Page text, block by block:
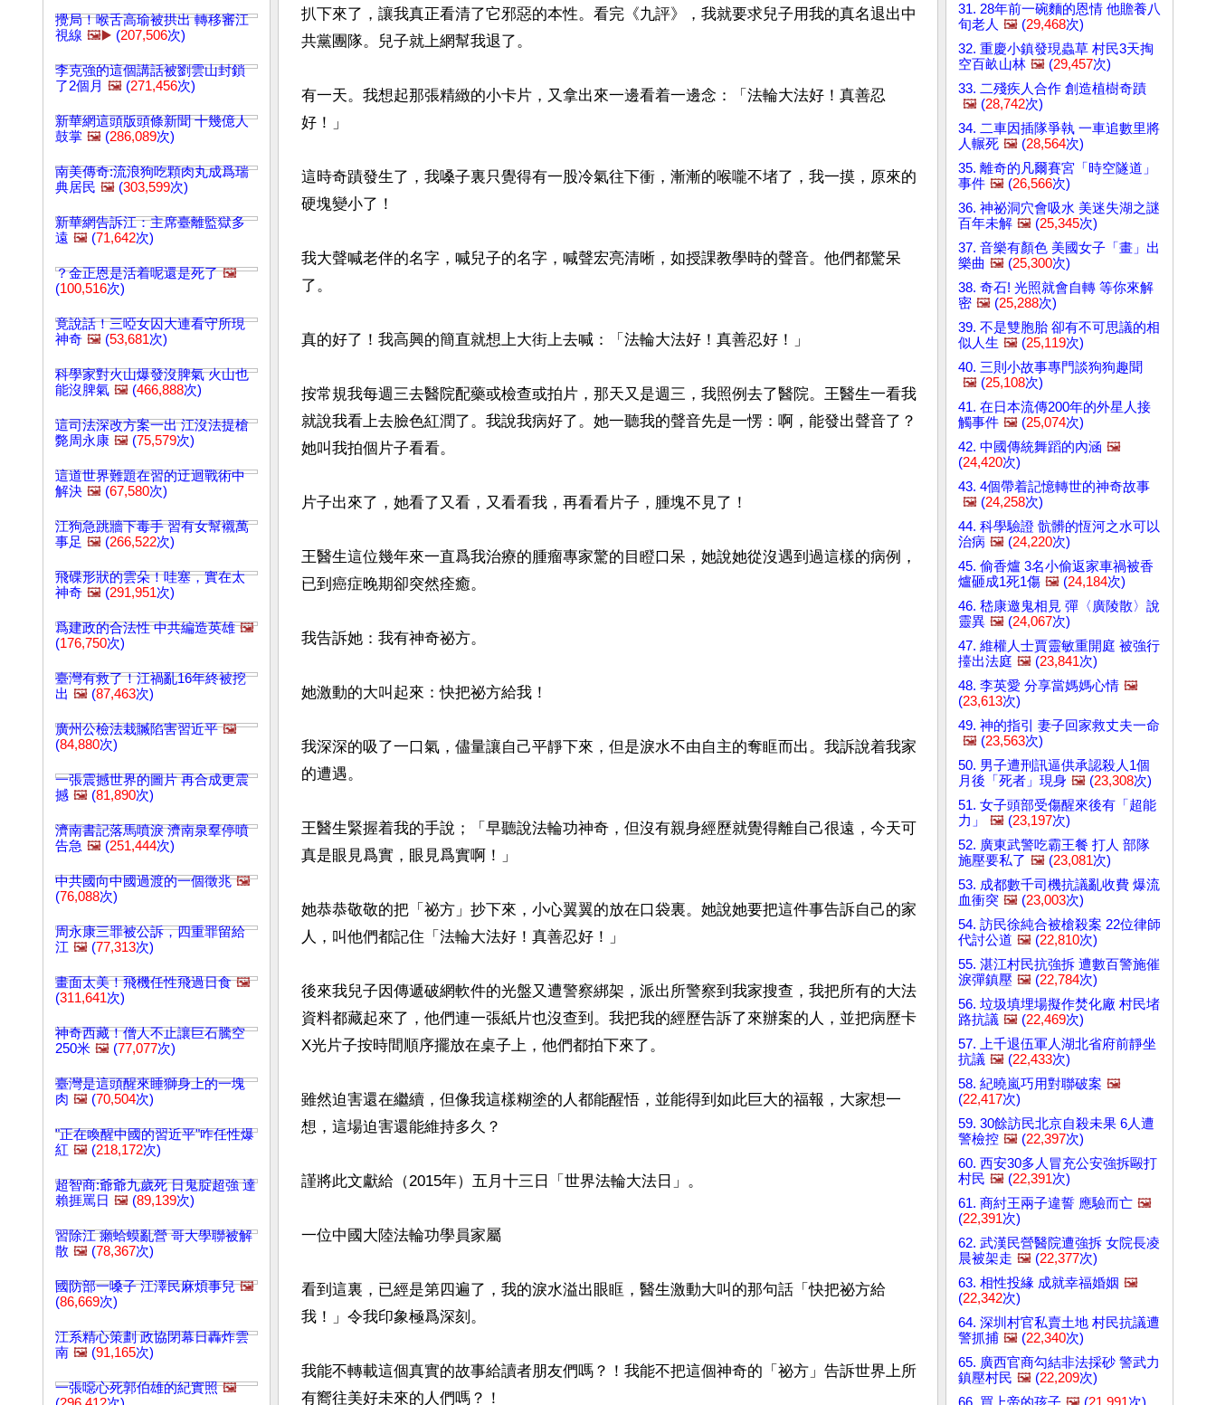
攪局！喉舌高瑜被拱出 轉移審江
視線 🖼️▶️ (207,506次)
李克強的這個講話被劉雲山封鎖
了2個月 🖼️ (271,456次)
新華網這頭版頭條新聞 十幾億人
鼓掌 🖼️ (286,089次)
南美傳奇:流浪狗吃顆肉丸成爲瑞
典居民 🖼️ (303,599次)
新華網告訴江：主席臺離監獄多
遠 🖼️ (71,642次)
？金正恩是活着呢還是死了 🖼️
(100,516次)
竟說話！三啞女囚大連看守所現
神奇 🖼️ (53,681次)
科學家對火山爆發沒脾氣 火山也
能沒脾氣 🖼️ (466,888次)
這司法深改方案一出 江沒法提槍
斃周永康 🖼️ (75,579次)
這道世界難題在習的迂迴戰術中
解決 🖼️ (67,580次)
江狗急跳牆下毒手 習有女幫襯萬
事足 🖼️ (266,522次)
飛碟形狀的雲朵！哇塞，實在太
神奇 🖼️ (291,951次)
爲建政的合法性 中共編造英雄 🖼️
(176,750次)
臺灣有救了！江禍亂16年終被挖
出 🖼️ (87,463次)
廣州公檢法栽贓陷害習近平 🖼️
(84,880次)
一張震撼世界的圖片 再合成更震
撼 🖼️ (81,890次)
濟南書記落馬噴淚 濟南泉羣停噴
告急 🖼️ (251,444次)
中共國向中國過渡的一個徵兆 🖼️
(76,088次)
周永康三罪被公訴，四重罪留給
江 🖼️ (77,313次)
畫面太美！飛機任性飛過日食 🖼️
(311,641次)
神奇西藏！僧人不止讓巨石騰空
250米 🖼️ (77,077次)
臺灣是這頭醒來睡獅身上的一塊
肉 🖼️ (70,504次)
"正在喚醒中國的習近平"咋任性爆
紅 🖼️ (218,172次)
超智商:爺爺九歲死 日鬼腚超強 達
賴捱罵日 🖼️ (89,139次)
習除江 癩蛤蟆亂營 哥大學聯被解
散 🖼️ (78,367次)
國防部一嗓子 江澤民麻煩事兒 🖼️
(86,669次)
江系精心策劃 政協閉幕日轟炸雲
南 🖼️ (91,165次)
一張噁心死郭伯雄的紀實照 🖼️
扒下來了，讓我真正看清了它邪惡的本性。看完《九評》，我就要求兒子用我的真名退出中
共黨團隊。兒子就上網幫我退了。
有一天。我想起那張精緻的小卡片，又拿出來一邊看着一邊念：「法輪大法好！真善忍
好！」
這時奇蹟發生了，我嗓子裏只覺得有一股冷氣往下衝，漸漸的喉嚨不堵了，我一摸，原來的
硬塊變小了！
我大聲喊老伴的名字，喊兒子的名字，喊聲宏亮清晰，如授課教學時的聲音。他們都驚呆
了。
真的好了！我高興的簡直就想上大街上去喊：「法輪大法好！真善忍好！」
按常規我每週三去醫院配藥或檢查或拍片，那天又是週三，我照例去了醫院。王醫生一看我
就說我看上去臉色紅潤了。我說我病好了。她一聽我的聲音先是一愣：啊，能發出聲音了？
她叫我拍個片子看看。
片子出來了，她看了又看，又看看我，再看看片子，腫塊不見了！
王醫生這位幾年來一直爲我治療的腫瘤專家驚的目瞪口呆，她說她從沒遇到過這樣的病例，
已到癌症晚期卻突然痊癒。
我告訴她：我有神奇祕方。
她激動的大叫起來：快把祕方給我！
我深深的吸了一口氣，儘量讓自己平靜下來，但是淚水不由自主的奪眶而出。我訴說着我家
的遭遇。
王醫生緊握着我的手說；「早聽說法輪功神奇，但沒有親身經歷就覺得離自己很遠，今天可
真是眼見爲實，眼見爲實啊！」
她恭恭敬敬的把「祕方」抄下來，小心翼翼的放在口袋裏。她說她要把這件事告訴自己的家
人，叫他們都記住「法輪大法好！真善忍好！」
後來我兒子因傳遞破網軟件的光盤又遭警察綁架，派出所警察到我家搜查，我把所有的大法
資料都藏起來了，他們連一張紙片也沒查到。我把我的經歷告訴了來辦案的人，並把病歷卡
X光片子按時間順序擺放在桌子上，他們都拍下來了。
雖然迫害還在繼續，但像我這樣糊塗的人都能醒悟，並能得到如此巨大的福報，大家想一
想，這場迫害還能維持多久？
謹將此文獻給（2015年）五月十三日「世界法輪大法日」。
一位中國大陸法輪功學員家屬
看到這裏，已經是第四遍了，我的淚水溢出眼眶，醫生激動大叫的那句話「快把祕方給
我！」令我印象極爲深刻。
我能不轉載這個真實的故事給讀者朋友們嗎？！我能不把這個神奇的「祕方」告訴世界上所
有嚮往美好未來的人們嗎？！
31. 28年前一碗麵的恩情 他贍養八
旬老人 🖼️ (29,468次)
32. 重慶小鎮發現蟲草 村民3天掏
空百畝山林 🖼️ (29,457次)
33. 二殘疾人合作 創造植樹奇蹟
🖼️ (28,742次)
34. 二車因插隊爭執 一車追數里將
人輾死 🖼️ (28,564次)
35. 離奇的凡爾賽宮「時空隧道」
事件 🖼️ (26,566次)
36. 神祕洞穴會吸水 美迷失湖之謎
百年未解 🖼️ (25,345次)
37. 音樂有顏色 美國女子「畫」出
樂曲 🖼️ (25,300次)
38. 奇石! 光照就會自轉 等你來解
密 🖼️ (25,288次)
39. 不是雙胞胎 卻有不可思議的相
似人生 🖼️ (25,119次)
40. 三則小故事專門談狗狗趣聞
🖼️ (25,108次)
41. 在日本流傳200年的外星人接
觸事件 🖼️ (25,074次)
42. 中國傳統舞蹈的內涵 🖼️
(24,420次)
43. 4個帶着記憶轉世的神奇故事
🖼️ (24,258次)
44. 科學驗證 骯髒的恆河之水可以
治病 🖼️ (24,220次)
45. 偷香爐 3名小偷返家車禍被香
爐砸成1死1傷 🖼️ (24,184次)
46. 嵇康邀鬼相見 彈〈廣陵散〉說
靈異 🖼️ (24,067次)
47. 維權人士賈靈敏重開庭 被強行
擡出法庭 🖼️ (23,841次)
48. 李英愛 分享當媽媽心情 🖼️
(23,613次)
49. 神的指引 妻子回家救丈夫一命
🖼️ (23,563次)
50. 男子遭刑訊逼供承認殺人1個
月後「死者」現身 🖼️ (23,308次)
51. 女子頭部受傷醒來後有「超能
力」
🖼️ (23,197次)
52. 廣東武警吃霸王餐 打人 部隊
施壓要私了 🖼️ (23,081次)
53. 成都數千司機抗議亂收費 爆流
血衝突 🖼️ (23,003次)
54. 訪民徐純合被槍殺案 22位律師
代討公道 🖼️ (22,810次)
55. 湛江村民抗強拆 遭數百警施催
淚彈鎮壓 🖼️ (22,784次)
56. 垃圾填埋場擬作焚化廠 村民堵
路抗議 🖼️ (22,469次)
57. 上千退伍軍人湖北省府前靜坐
抗議 🖼️ (22,433次)
58. 紀曉嵐巧用對聯破案 🖼️
(22,417次)
59. 30餘訪民北京自殺未果 6人遭
警檢控 🖼️ (22,397次)
60. 西安30多人冒充公安強拆毆打
村民 🖼️ (22,391次)
61. 商紂王兩子違誓 應驗而亡 🖼️
(22,391次)
62. 武漢民營醫院遭強拆 女院長凌
晨被架走 🖼️ (22,377次)
63. 相性投緣 成就幸福婚姻 🖼️
(22,342次)
64. 深圳村官私賣土地 村民抗議遭
警抓捕 🖼️ (22,340次)
65. 廣西官商勾結非法採砂 警武力
鎮壓村民 🖼️ (22,209次)
66. 買上帝的孩子 🖼️ (21,991次)